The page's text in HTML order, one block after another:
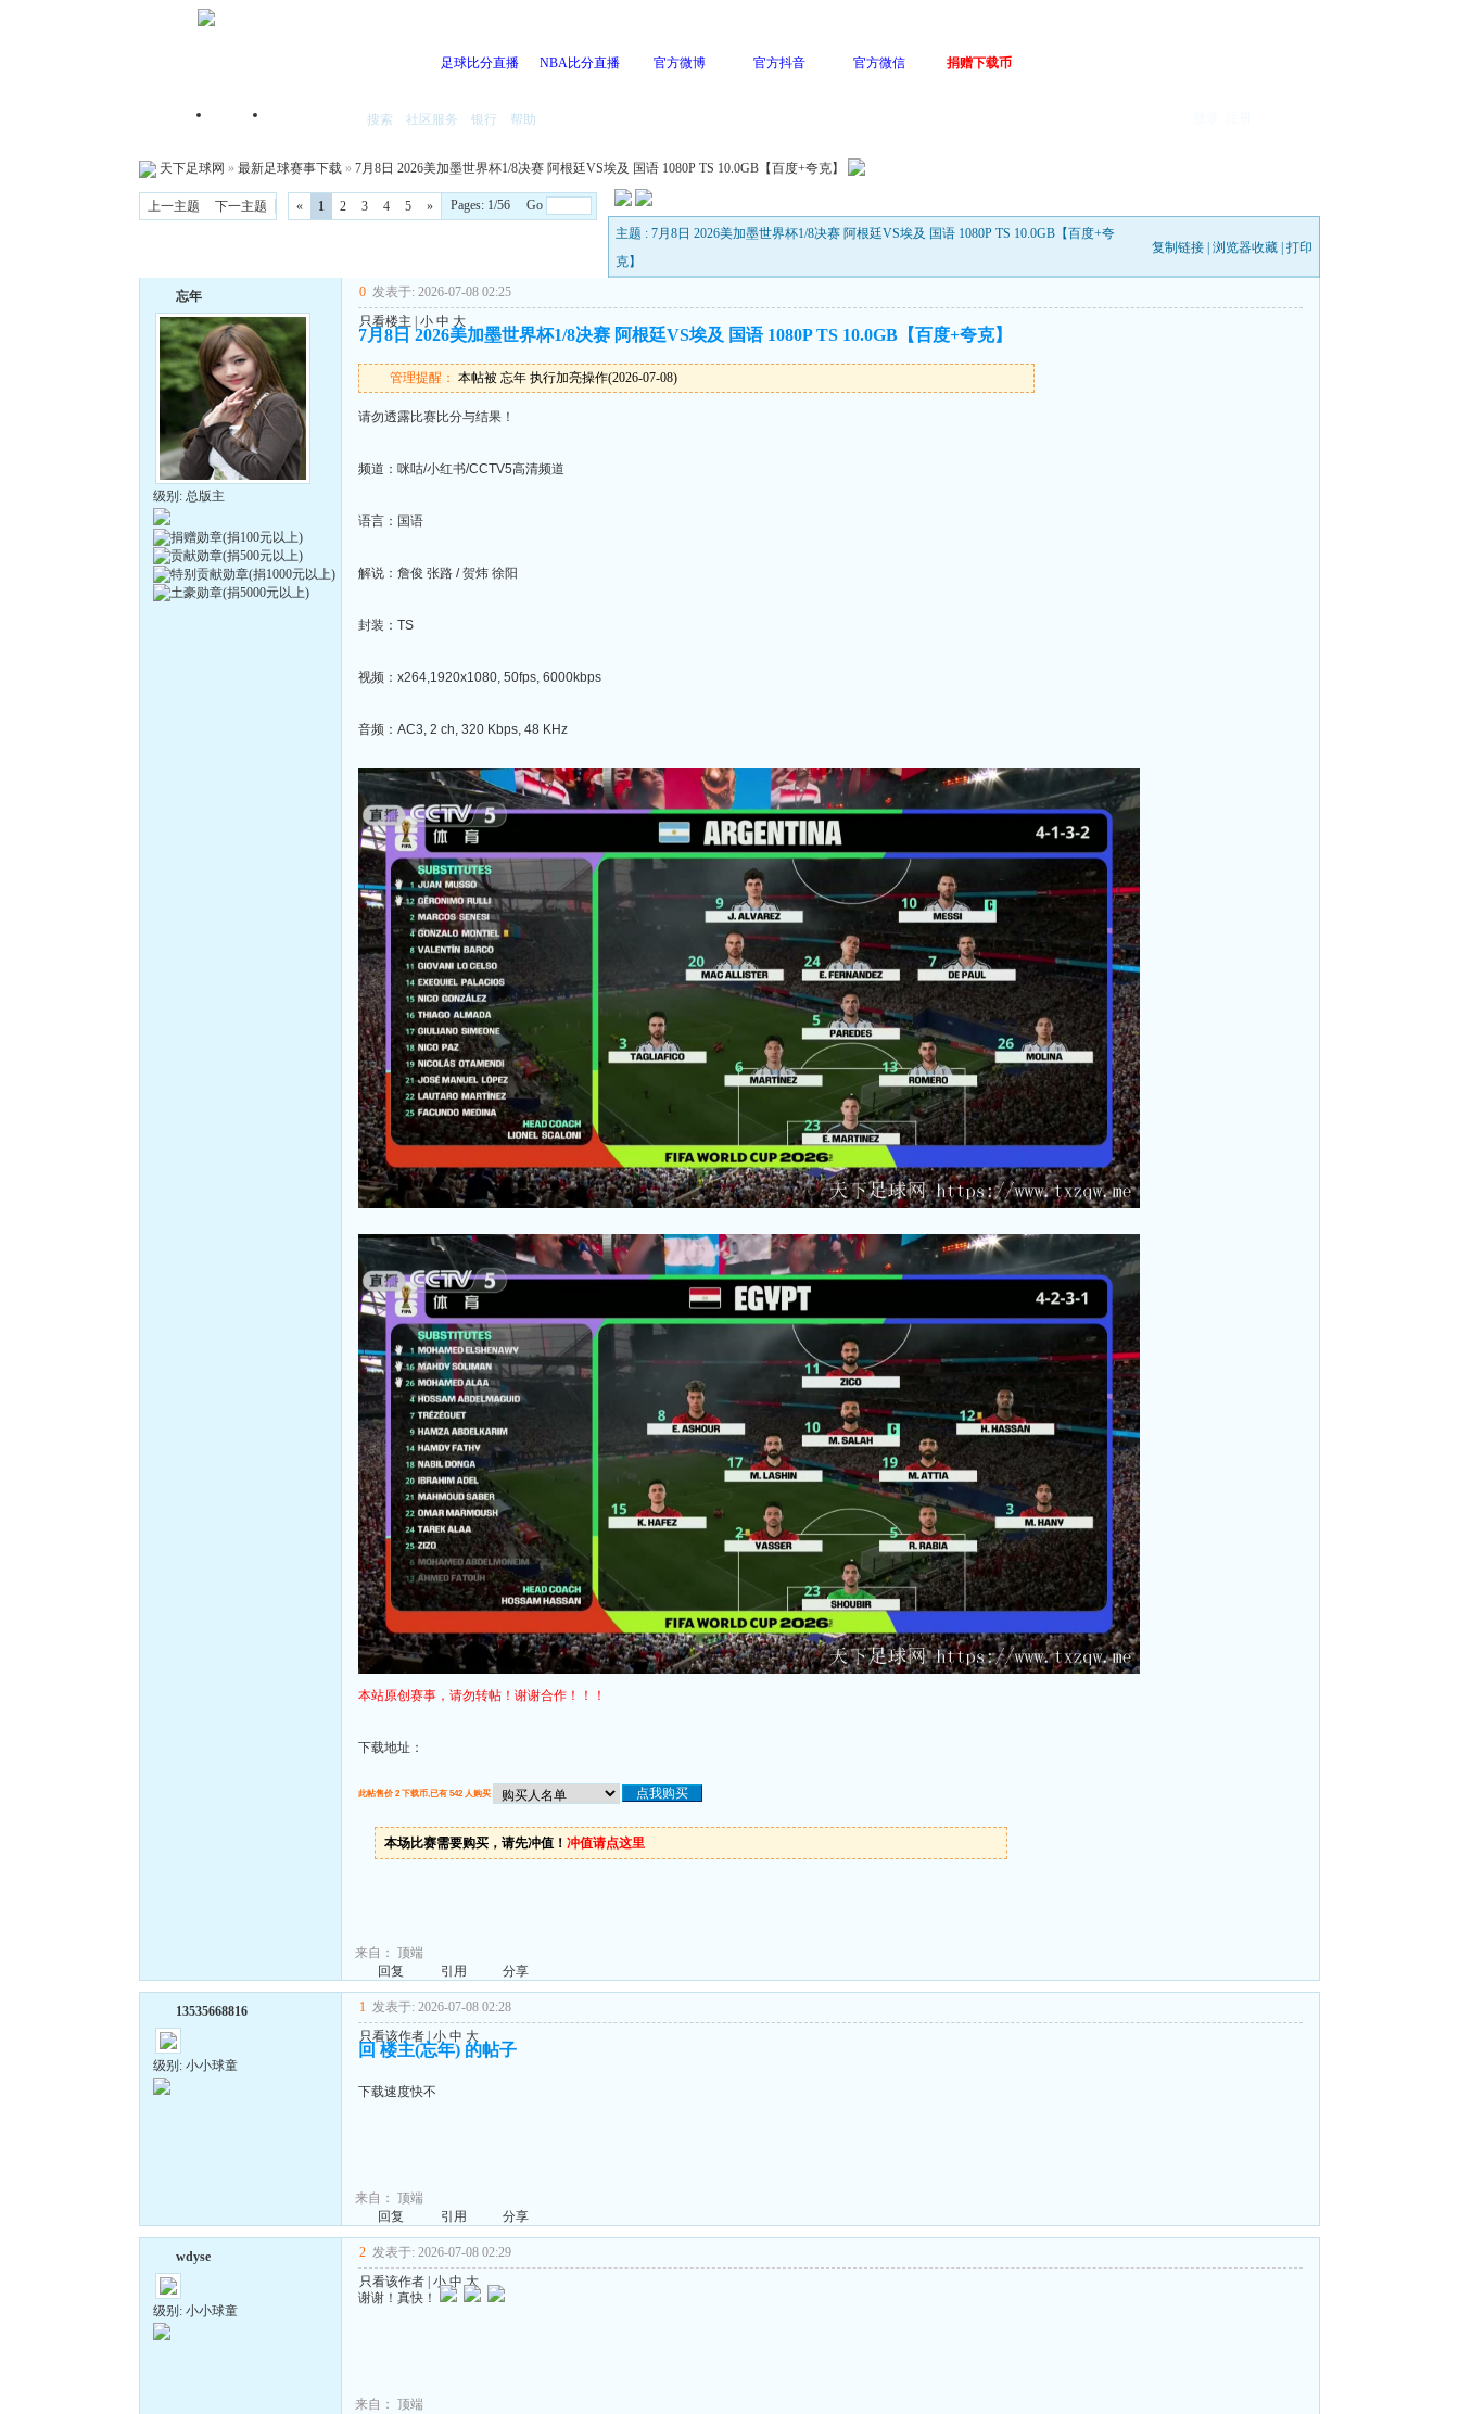
足球比分直播 NBA比分直播 官方微博 官方抖音 官方微信 捐赠下载币
首页 搜索 社区服务 银行 帮助
天下足球网 » 最新足球赛事下载 » 7月8日 2026美加墨世界杯1/8决赛 阿根廷VS埃及 国语 1080P TS 10.0GB【百度+夸克】
上一主题 下一主题 « 1 2 3 4 5 »
Pages: 1/56 Go
主题 : 7月8日 2026美加墨世界杯1/8决赛 阿根廷VS埃及 国语 1080P TS 10.0GB【百度+夸
克】
复制链接| 浏览器收藏| 打印
忘年
级别: 总版主
0 发表于: 2026-07-08 02:25
只看楼主
小 中 大
7月8日 2026美加墨世界杯1/8决赛 阿根廷VS埃及 国语 1080P TS 10.0GB【百度+夸克】
管理提醒： 本帖被 忘年 执行加亮操作(2026-07-08)
请勿透露比赛比分与结果！
频道：咪咕/小红书/CCTV5高清频道
语言：国语
解说：詹俊 张路 / 贺炜 徐阳
封装：TS
视频：x264,1920x1080, 50fps, 6000kbps
音频：AC3, 2 ch, 320 Kbps, 48 KHz
本站原创赛事，请勿转帖！谢谢合作！！！
下载地址：
此帖售价 2 下载币,已有 542 人购买
本场比赛需要购买，请先冲值！ 冲值请点这里
来自： 顶端
回复
引用 分享
13535668816
级别: 小小球童
1 发表于: 2026-07-08 02:28
只看该作者| 小 中 大
回 楼主(忘年) 的帖子
下载速度快不
来自： 顶端
回复
引用 分享
wdyse
级别: 小小球童
2 发表于: 2026-07-08 02:29
只看该作者| 小 中 大
谢谢！真快！
来自： 顶端